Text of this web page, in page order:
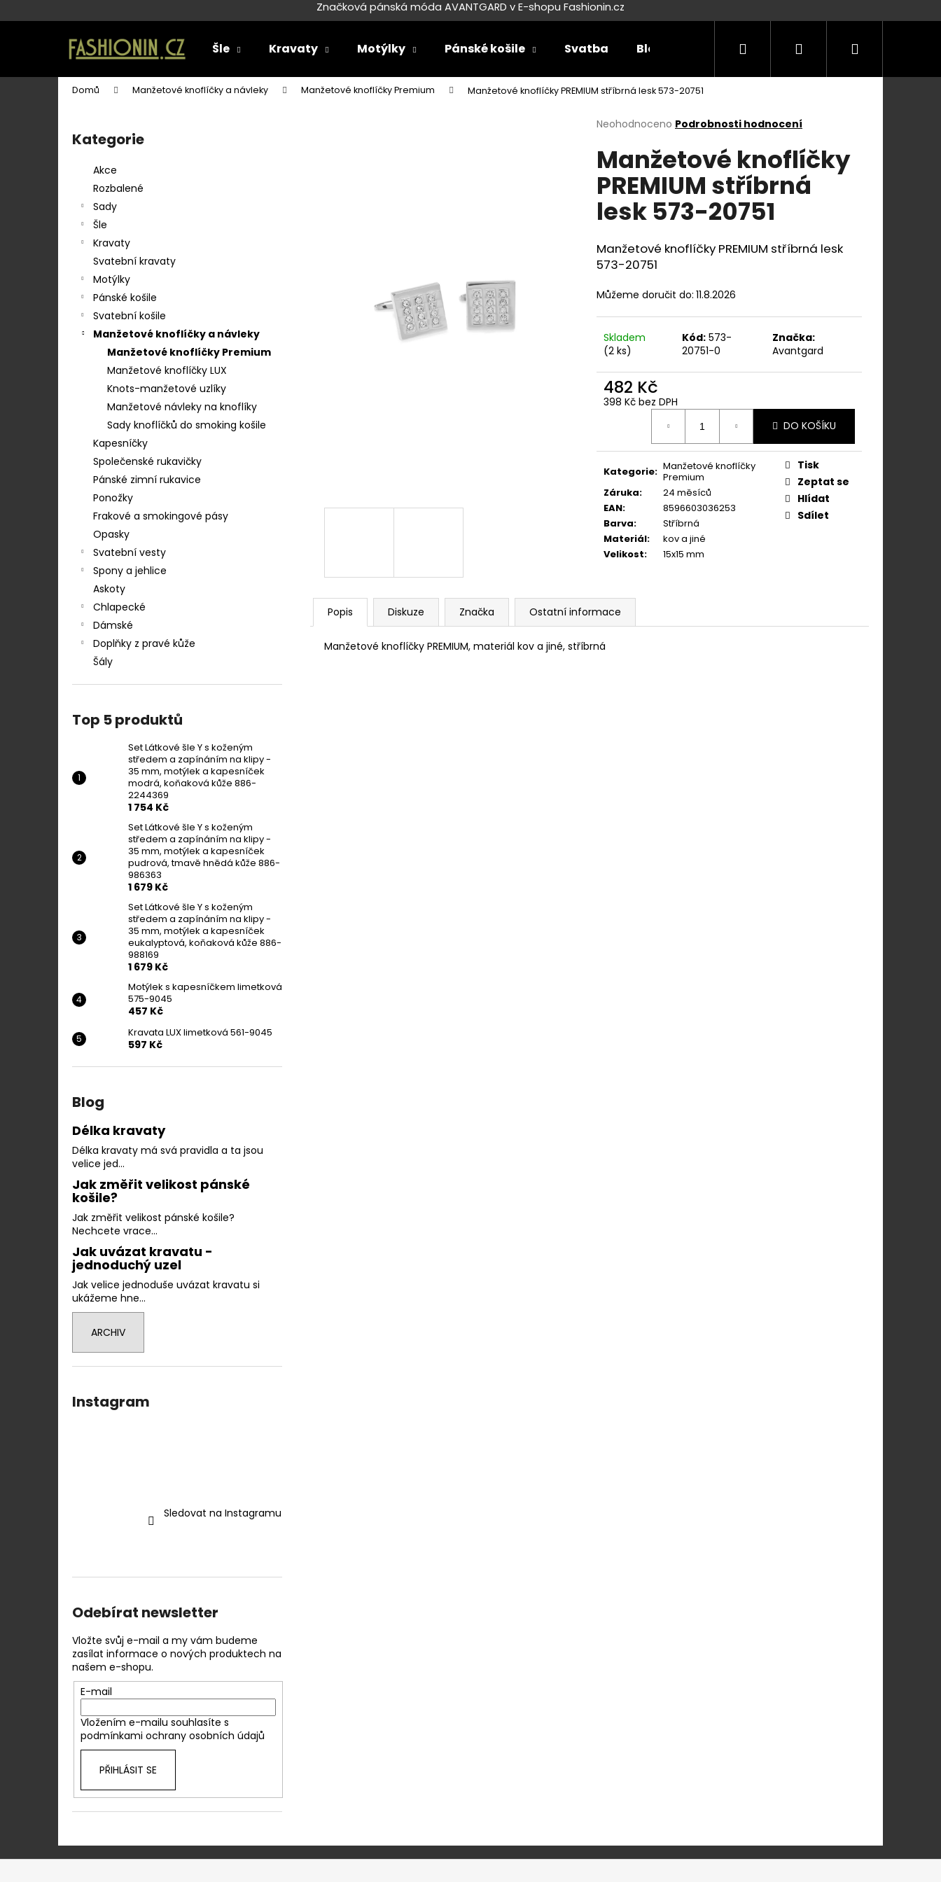
Značková pánská móda AVANTGARD v E-shopu Fashionin.cz
Šle Kravaty Motýlky Pánské košile Svatba Blog Příležitosti Velikostní tabulky
Hledat PřihlášeníNákupní
Domů Manžetové knoflíčky a návleky Manžetové knoflíčky Premium Manžetové knoflíčky PREMIUM stříbrná lesk 573-20751
Přeskočit
kategorie
Kategorie
Akce
Rozbalené
Sady
Šle
Kravaty
Svatební kravaty
Motýlky
Pánské košile
Svatební košile
Manžetové knoflíčky a návleky
Manžetové knoflíčky Premium
Manžetové knoflíčky LUX
Knots-manžetové uzlíky
Manžetové návleky na knoflíky
Sady knoflíčků do smoking košile
Kapesníčky
Společenské rukavičky
Pánské zimní rukavice
Ponožky
Frakové a smokingové pásy
Opasky
Svatební vesty
Spony a jehlice
Askoty
Chlapecké
Dámské
Doplňky z pravé kůže
Šály
Top 5 produktů
Set Látkové šle Y s koženým
středem a zapínáním na klipy -
35 mm, motýlek a kapesníček
modrá, koňaková kůže 886-
2244369
1 754 Kč
Set Látkové šle Y s koženým
středem a zapínáním na klipy -
35 mm, motýlek a kapesníček
pudrová, tmavě hnědá kůže 886-
986363
1 679 Kč
Set Látkové šle Y s koženým
středem a zapínáním na klipy -
35 mm, motýlek a kapesníček
eukalyptová, koňaková kůže 886-
988169
1 679 Kč
Motýlek s kapesníčkem limetková
575-9045
457 Kč
Kravata LUX limetková 561-9045
597 Kč
Blog
Délka kravaty
Délka kravaty má svá pravidla a ta jsou
velice jed...
Jak změřit velikost pánské
košile?
Jak změřit velikost pánské košile?
Nechcete vrace...
Jak uvázat kravatu -
jednoduchý uzel
Jak velice jednoduše uvázat kravatu si
ukážeme hne...
ARCHIV
Instagram
Sledovat na Instagramu
Odebírat newsletter
Vložte svůj e-mail a my vám budeme
zasílat informace o nových produktech na
našem e-shopu.
E-mail
Vložením e-mailu souhlasíte s
podmínkami ochrany osobních údajů
PŘIHLÁSIT SE
Průměrné
produktu
je
0,0
5
hvězdiček.
Neohodnoceno Podrobnosti hodnocení
Manžetové knoflíčky
PREMIUM stříbrná
lesk 573-20751
Manžetové knoflíčky PREMIUM stříbrná lesk
573-20751
Můžeme doručit do: 11.8.2026
Skladem
(2 ks)
Kód: 573-
20751-0
Značka:
Avantgard
482 Kč
398 Kč bez DPH
DO KOŠÍKU
Kategorie: Manžetové knoflíčky
Premium
Záruka:
24 měsíců
EAN:
8596603036253
Barva:
Stříbrná
Materiál:
kov a jiné
Velikost: 15x15 mm
Tisk
Zeptat se
Hlídat
Sdílet
Popis Diskuze Značka Ostatní informace
Manžetové knoflíčky PREMIUM, materiál kov a jiné, stříbrná
o
k
obchodu
obchodu
Co potřebujete najít?
SET LÁTKOVÉ ŠLE Y S KOŽENÝM
STŘEDEM A ZAPÍNÁNÍM NA KLIPY - 35
MM, MOTÝLEK A KAPESNÍČEK MODRÁ,
KOŇAKOVÁ KŮŽE 886-2244369
1 754 Kč
SET LÁTKOVÉ ŠLE Y S KOŽENÝM
STŘEDEM A ZAPÍNÁNÍM NA KLIPY - 35
MM, MOTÝLEK A KAPESNÍČEK PUDROVÁ,
TMAVĚ HNĚDÁ KŮŽE 886-986363
SET LÁTKOVÉ ŠLE Y S KOŽENÝM
STŘEDEM A ZAPÍNÁNÍM NA KLIPY - 35
EUKALYPTOVÁ, KOŇAKOVÁ KŮŽE 886-